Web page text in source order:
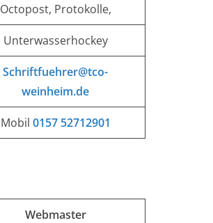
Octopost, Protokolle,
Unterwasserhockey
Schriftfuehrer@tco-
weinheim.de
Mobil 0157 52712901
Webmaster